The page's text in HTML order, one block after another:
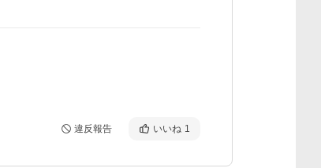
違反報告 いいね 1